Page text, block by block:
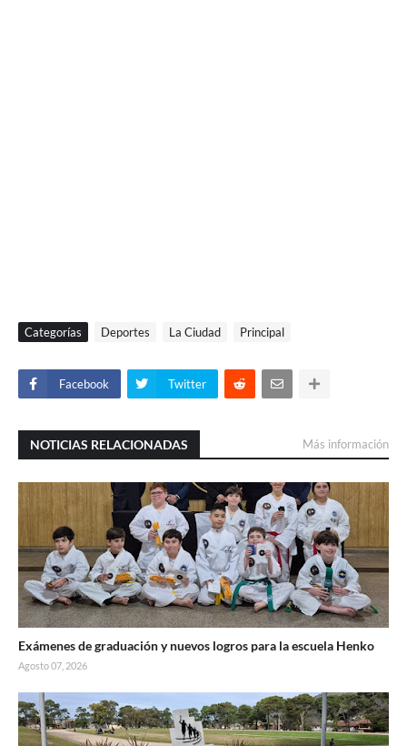
Categorías Deportes La Ciudad Principal
Facebook Twitter
NOTICIAS RELACIONADAS Más información
Exámenes de graduación y nuevos logros para la escuela Henko
Agosto 07, 2026